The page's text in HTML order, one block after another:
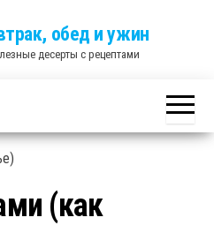
обед и ужин
десерты с рецептами
(как